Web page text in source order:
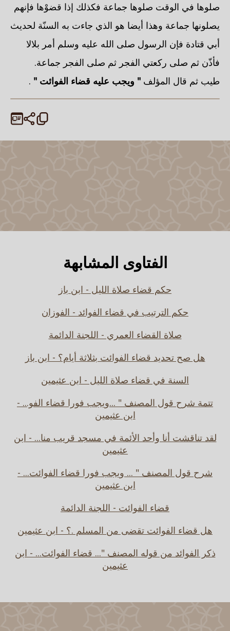
صلوها في الوقت صلوها جماعة فكذلك إذا قضوْها فإنهم
يصلونها جماعة وهذا أيضا هو الذي جاءت به السنّة لحديث
أبي قتادة فإن الرسول صلى الله عليه وسلم أمر بلالا
فأذّن ثم صلى ركعتي الفجر ثم صلى الفجر جماعة.
طيب ثم قال المؤلف " ويجب عليه قضاء الفوائت " .
الفتاوى المشابهة
حكم قضاء صلاة الليل - ابن باز
حكم الترتيب في قضاء الفوائد - الفوزان
صلاة القضاء العمري - اللجنة الدائمة
هل صح تحديد قضاء الفوائت بثلاثة أيام؟ - ابن باز
السنة في قضاء صلاة الليل - ابن عثيمين
تتمة شرح قول المصنف " ...ويجب فورا قضاء الفو... -
ابن عثيمين
لقد تناقشت أنا وأحد الأئمة في مسجد قريب منا... - ابن
عثيمين
شرح قول المصنف " ... ويجب فورا قضاء الفوائت... -
ابن عثيمين
قضاء الفوائت - اللجنة الدائمة
هل قضاء الفوائت تقضى من المسلم .؟ - ابن عثيمين
ذكر الفوائد من قوله المصنف "... قضاء الفوائت... - ابن
عثيمين